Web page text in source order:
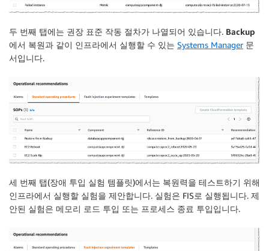
두 번째 탭에는 권장 표준 작동 절차가 나열되어 있습니다. Backup
에서 복원과 같이 인프라에서 실행할 수 있는 Systems Manager문
서입니다.
세 번째 탭(장애 투입 실험 템플릿)에서는 복원력을 테스트하기 위해
인프라에서 실행할 실험을 제안합니다. 실험은 FIS로 실행됩니다. 제
안된 실험은 메모리 로드 투입 또는 프로세스 종료 투입입니다.